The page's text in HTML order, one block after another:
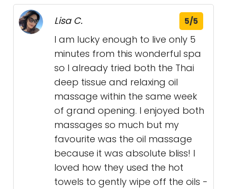
Lisa C. 5/5
I am lucky enough to live only 5
minutes from this wonderful spa
so I already tried both the Thai
deep tissue and relaxing oil
massage within the same week
of grand opening. I enjoyed both
massages so much but my
favourite was the oil massage
because it was absolute bliss! I
loved how they used the hot
towels to gently wipe off the oils -